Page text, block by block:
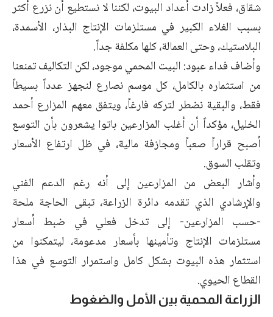
شقاق، فعلاً زادت أعداد البيوت، لكننا لا نستطيع أن نزرع أكثر
بسبب الغلاء الكبير في مستلزمات الإنتاج البذار، الأسمدة،
البلاستيك، وحتى العمالة، كلها مكلفة جداً.
وأضاف فداء عبود: البيت المحمي موجود، لكن التكاليف تمنعنا
من استثماره بالكامل، كل موسم نصارع لنجهز عدداً بسيطاً
فقط، والبقية نضطر لتركه فارغاً، ويتفق معهم المزارع أحمد
الخليل، مؤكداً أن أغلب المزارعين باتوا يشعرون بأن التوسع
أصبح قراراً صعباً ومجازفة مالية، في ظل ارتفاع الأسعار
وتقلب السوق.
وأشار البعض من المزارعين إلى أنه رغم الدعم الفني
والإرشادي الذي تقدمه دائرة الزراعة، تبقى الحاجة ملحة
-حسب المزارعين- إلى تدخل فعلي في ضبط أسعار
مستلزمات الإنتاج وتأمينها بأسعار مدعومة، ليتمكنوا من
استثمار هذه البيوت بشكل كامل واستمرار التوسع في هذا
القطاع الحيوي.
الزراعة المحمية بين الأمل والضغوط